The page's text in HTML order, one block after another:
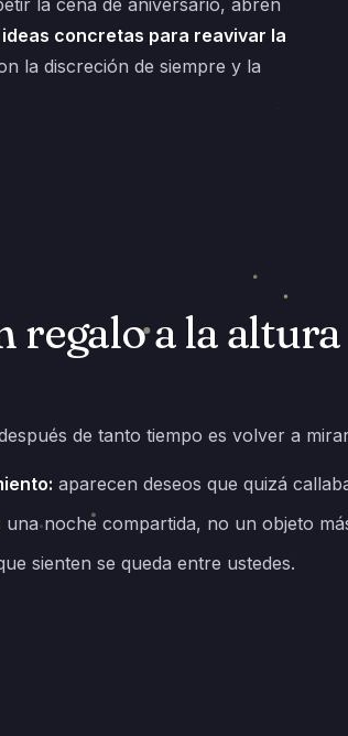
ideas concretas para reavivar la
la discreción de siempre y la
regalo a la
de tanto tiempo es volver a
aparecen deseos que quizá
una noche compartida, no un objeto
sienten se queda entre ustedes.